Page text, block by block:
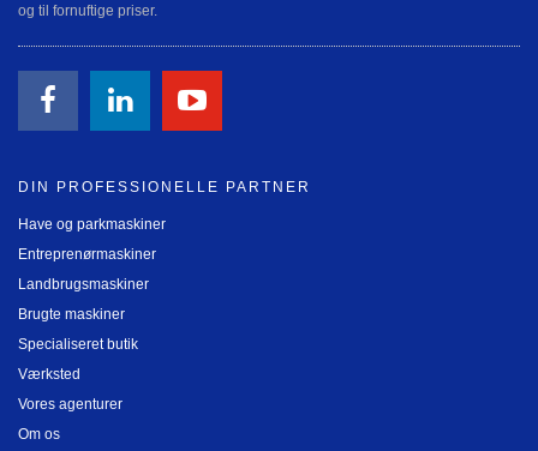
og til fornuftige priser.
DIN PROFESSIONELLE PARTNER
Have og parkmaskiner
Entreprenørmaskiner
Landbrugsmaskiner
Brugte maskiner
Specialiseret butik
Værksted
Vores agenturer
Om os